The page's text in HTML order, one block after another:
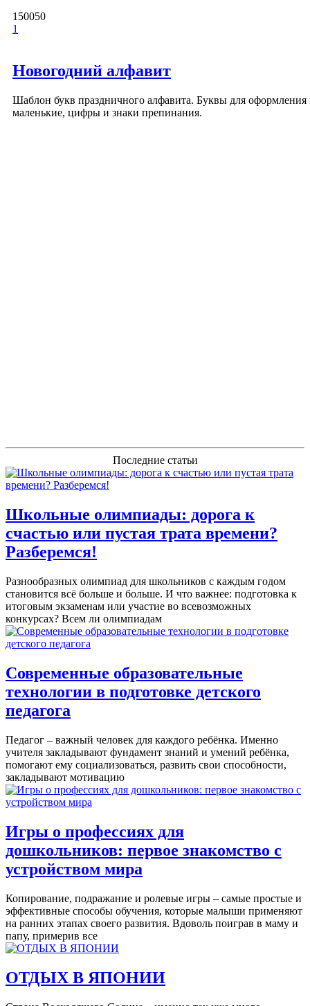
150050
1
Новогодний алфавит
Шаблон букв праздничного алфавита. Буквы для
маленькие, цифры и знаки препинания.
Последние статьи
Школьные олимпиады: дорога к
счастью или пустая трата времени?
Разберемся!
Разнообразных олимпиад для школьников с каждым годом
становится всё больше и больше. И что важнее: подготовка к
итоговым экзаменам или участие во всевозможных
конкурсах? Всем ли олимпиадам
Современные образовательные
технологии в подготовке детского
педагога
Педагог – важный человек для каждого ребёнка. Именно
учителя закладывают фундамент знаний и умений ребёнка,
помогают ему социализоваться, развить свои способности,
закладывают мотивацию
Игры о профессиях для
дошкольников: первое знакомство с
устройством мира
Копирование, подражание и ролевые игры – самые простые и
эффективные способы обучения, которые малыши применяют
на ранних этапах своего развития. Вдоволь поиграв в маму и
папу, примерив все
ОТДЫХ В ЯПОНИИ